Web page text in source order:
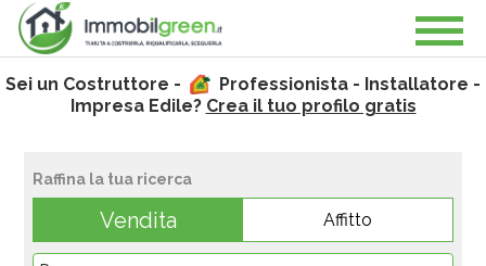
Sei un Costruttore -
Professionista - Installatore -
Impresa Edile? Crea il tuo profilo gratis
Raffina la tua ricerca
Vendita Affitto